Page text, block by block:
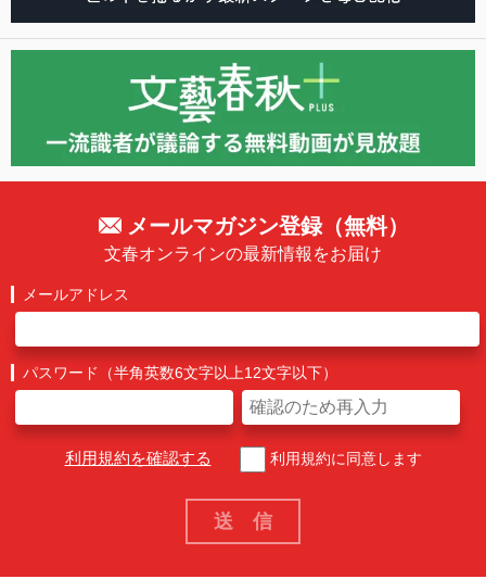
メールマガジン登録（無料）
文春オンラインの最新情報をお届け
メールアドレス
パスワード（半角英数6文字以上12文字以下）
利用規約を確認する 利用規約に同意します